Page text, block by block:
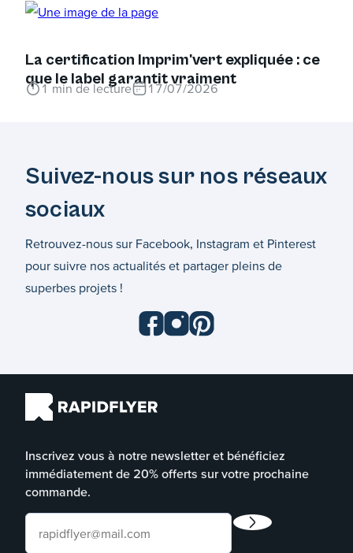
La certification Imprim'vert expliquée : ce
que le label garantit vraiment
1min de lecture 17/07/2026
Suivez-nous sur nos réseaux
sociaux
Retrouvez-nous sur Facebook, Instagram et Pinterest
pour suivre nos actualités et partager pleins de
superbes projets !
Inscrivez vous à notre newsletter et bénéficiez
immédiatement de 20% offerts sur votre prochaine
commande.